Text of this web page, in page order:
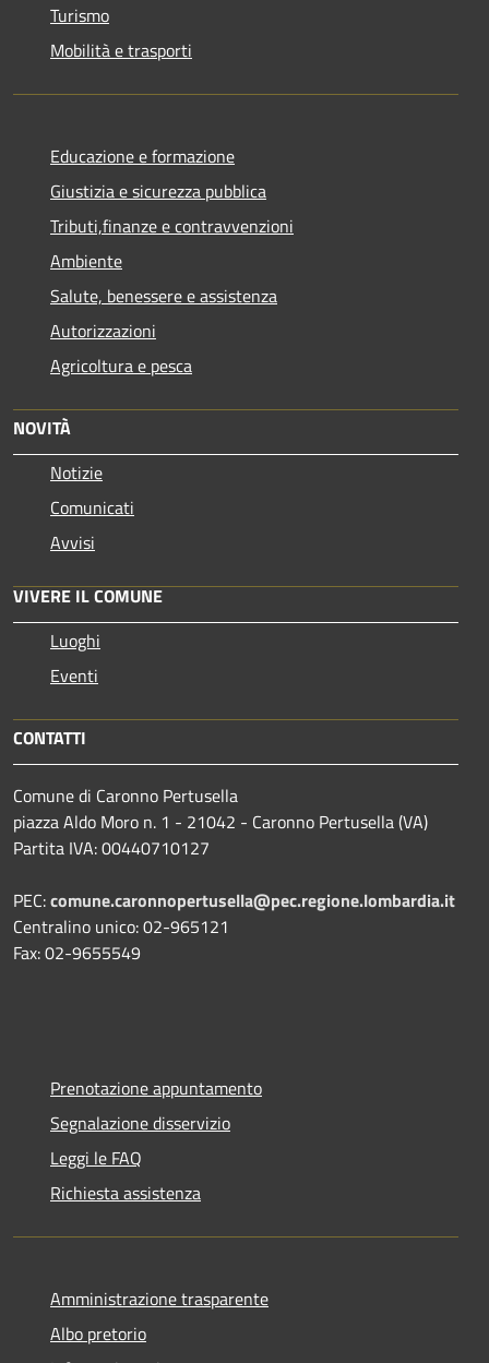
Turismo
Mobilità e trasporti
Educazione e formazione
Giustizia e sicurezza pubblica
Tributi,finanze e contravvenzioni
Ambiente
Salute, benessere e assistenza
Autorizzazioni
Agricoltura e pesca
NOVITÀ
Notizie
Comunicati
Avvisi
VIVERE IL COMUNE
Luoghi
Eventi
CONTATTI
Comune di Caronno Pertusella
piazza Aldo Moro n. 1 - 21042 - Caronno Pertusella (VA)
Partita IVA: 00440710127
PEC:comune.caronnopertusella@pec.regione.lombardia.it
Centralino unico: 02-965121
Fax: 02-9655549
Prenotazione appuntamento
Segnalazione disservizio
Leggi le FAQ
Richiesta assistenza
Amministrazione trasparente
Albo pretorio